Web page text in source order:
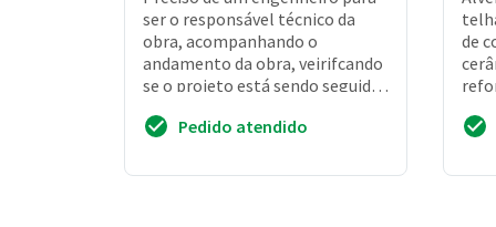
ser o responsável técnico da
obra, acompanhando o
andamento da obra, veirifcando
se o projeto está sendo seguido.
a construção
Pedido atendido
de